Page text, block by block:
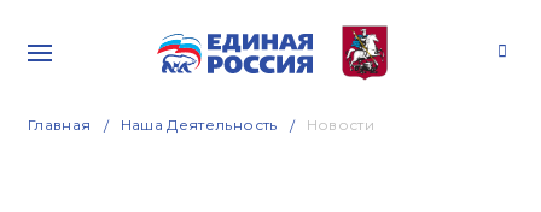
Главная Наша Деятельность Новости